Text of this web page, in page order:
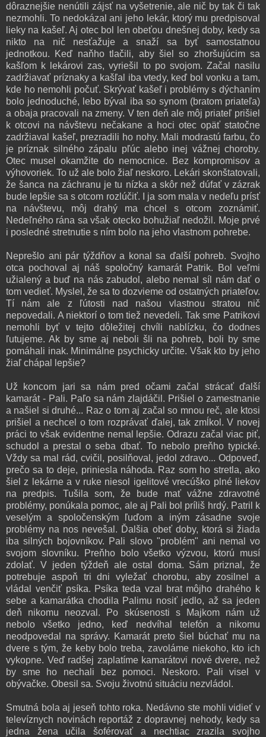
dôraznejšie nenútili zájsť na vyšetrenie, ale nič by tak či tak
nezmohli. To nedokázal ani jeho lekár, ktorý mu predpisoval
lieky na kašeľ. Aj otec bol len obeťou dnešnej doby, kedy sa
nikto na nič nesťažuje a snaží sa byť samostatnou
jednotkou. Keď naňho tlačili, aby šiel so zhoršujúcim sa
kašľom k lekárovi zas, vyriešil to po svojom. Začal nasilu
zadržiavať príznaky a kašľal iba vtedy, keď bol vonku a tam,
kde ho nemohli počuť. Skrývať kašeľ i problémy s dýchaním
bolo jednoduché, lebo býval iba so synom (bratom priateľa)
a obaja pracovali na zmeny. V ten deň ale môj priateľ prišiel
k otcovi na návštevu nečakane a hoci otec opäť statočne
zadržiaval kašeľ, prezradili ho nohy. Mali modrastú farbu, čo
je príznak silného zápalu pľúc alebo inej vážnej choroby.
Otec musel okamžite do nemocnice. Bez kompromisov a
výhovoriek. To už ale bolo žiaľ neskoro. Lekári skonštatovali,
že šanca na záchranu je tu nízka a skôr než dúfať v zázrak
bude lepšie sa s otcom rozlúčiť. I ja som mala v nedeľu prísť
na návštevu, môj drahý ma chcel s otcom zoznámiť.
Nedeľného rána sa však otecko bohužiaľ nedožil. Moje prvé
i posledné stretnutie s ním bolo na jeho vlastnom pohrebe.
Neprešlo ani pár týždňov a konal sa ďalší pohreb. Svojho
otca pochoval aj náš spoločný kamarát Patrik. Bol veľmi
užialený a buď na nás zabudol, alebo nemal síl nám dať o
tom vedieť. Myslel, že sa to dozvieme od ostatných priateľov.
Tí nám ale z ľútosti nad našou vlastnou stratou nič
nepovedali. A niektorí o tom tiež nevedeli. Tak sme Patrikovi
nemohli byť v tejto dôležitej chvíli nablízku, čo dodnes
ľutujeme. Ak by sme aj neboli šli na pohreb, boli by sme
pomáhali inak. Minimálne psychicky určite. Však kto by jeho
žiaľ chápal lepšie?
Už koncom jari sa nám pred očami začal strácať ďalší
kamarát - Pali. Paľo sa nám zlajdáčil. Prišiel o zamestnanie
a našiel si druhé... Raz o tom aj začal so mnou reč, ale ktosi
prišiel a nechcel o tom rozprávať ďalej, tak zmĺkol. V novej
práci to však evidentne nemal lepšie. Odrazu začal viac piť,
schudol a prestal o seba dbať. To nebolo preňho typické.
Vždy sa mal rád, cvičil, posilňoval, jedol zdravo... Odpoveď,
prečo sa to deje, priniesla náhoda. Raz som ho stretla, ako
šiel z lekárne a v ruke niesol igelitové vrecúško plné liekov
na predpis. Tušila som, že bude mať vážne zdravotné
problémy, ponúkala pomoc, ale aj Pali bol príliš hrdý. Patril k
veselým a spoločenským ľuďom a iným zásadne svoje
problémy na nos nevešal. Ďalšia obeť doby, ktorá si žiada
iba silných bojovníkov. Pali slovo "problém" ani nemal vo
svojom slovníku. Preňho bolo všetko výzvou, ktorú musí
zdolať. V jeden týždeň ale ostal doma. Sám priznal, že
potrebuje aspoň tri dni vyležať chorobu, aby zosilnel a
vládal venčiť psíka. Psíka teda vzal brat môjho drahého k
sebe a kamarátka chodila Palimu nosiť jedlo, až sa jeden
deň nikomu neozval. Po skúsenosti s Majkom nám už
nebolo všetko jedno, keď nedvíhal telefón a nikomu
neodpovedal na správy. Kamarát preto šiel búchať mu na
dvere s tým, že keby bolo treba, zavoláme niekoho, kto ich
vykopne. Veď radšej zaplatíme kamarátovi nové dvere, než
by sme ho nechali bez pomoci. Neskoro. Pali visel v
obývačke. Obesil sa. Svoju životnú situáciu nezvládol.
Smutná bola aj jeseň tohto roka. Nedávno ste mohli vidieť v
televíznych novinách reportáž z dopravnej nehody, kedy sa
jedna žena učila šoférovať a nechtiac zrazila svojho